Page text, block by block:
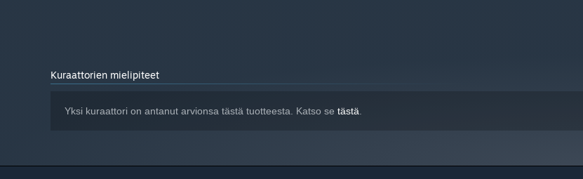
Kuraattorien mielipiteet
Yksi kuraattori on antanut arvionsa tästä tuotteesta. Katso se tästä.